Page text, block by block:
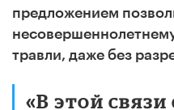
предложением
травли, даже без
«В этой